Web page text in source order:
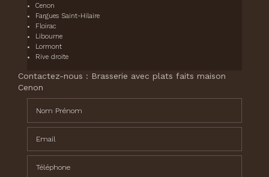
Cenon
Fargues Saint-Hilaire
Floirac
Libourne
Lormont
Rive droite
Contactez-nous : Brasserie avec plats faits maison
Cenon